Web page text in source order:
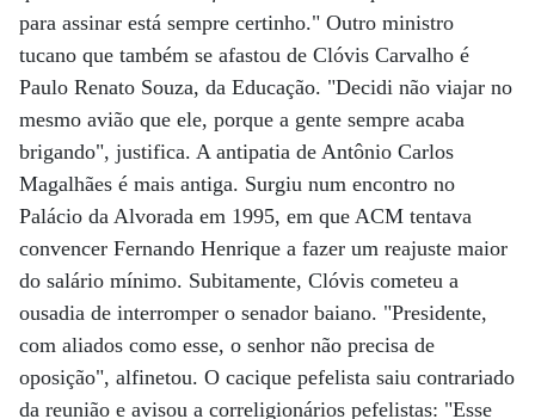
para assinar está sempre certinho." Outro ministro
tucano que também se afastou de Clóvis Carvalho é
Paulo Renato Souza, da Educação. "Decidi não viajar no
mesmo avião que ele, porque a gente sempre acaba
brigando", justifica. A antipatia de Antônio Carlos
Magalhães é mais antiga. Surgiu num encontro no
Palácio da Alvorada em 1995, em que ACM tentava
convencer Fernando Henrique a fazer um reajuste maior
do salário mínimo. Subitamente, Clóvis cometeu a
ousadia de interromper o senador baiano. "Presidente,
com aliados como esse, o senhor não precisa de
oposição", alfinetou. O cacique pefelista saiu contrariado
da reunião e avisou a correligionários pefelistas: "Esse